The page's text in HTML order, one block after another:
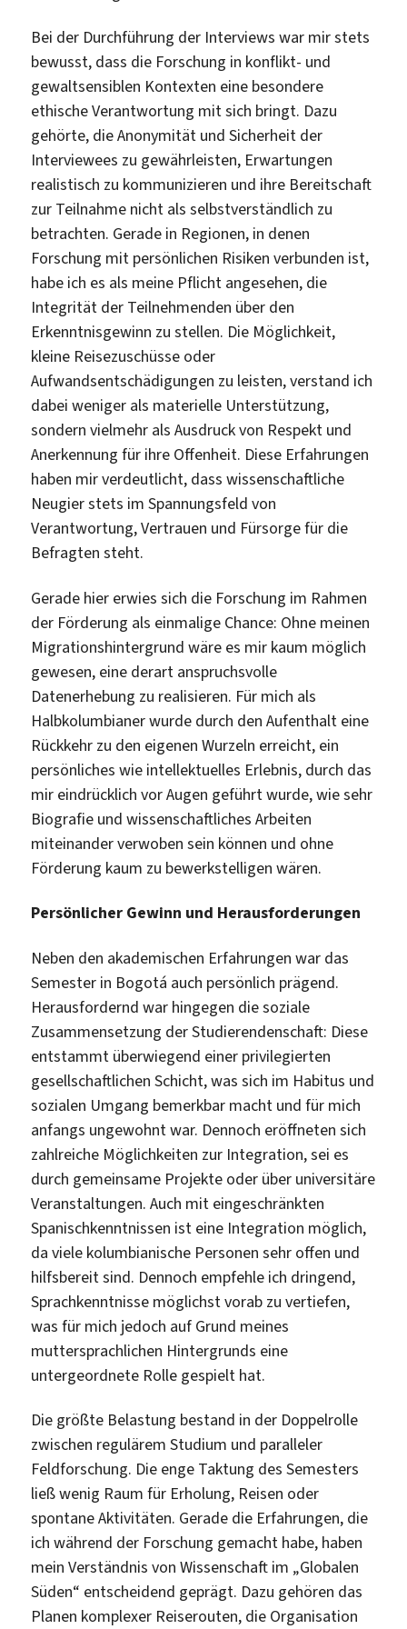
Bei der Durchführung der Interviews war mir stets
bewusst, dass die Forschung in konflikt- und
gewaltsensiblen Kontexten eine besondere
ethische Verantwortung mit sich bringt. Dazu
gehörte, die Anonymität und Sicherheit der
Interviewees zu gewährleisten, Erwartungen
realistisch zu kommunizieren und ihre Bereitschaft
zur Teilnahme nicht als selbstverständlich zu
betrachten. Gerade in Regionen, in denen
Forschung mit persönlichen Risiken verbunden ist,
habe ich es als meine Pflicht angesehen, die
Integrität der Teilnehmenden über den
Erkenntnisgewinn zu stellen. Die Möglichkeit,
kleine Reisezuschüsse oder
Aufwandsentschädigungen zu leisten, verstand ich
dabei weniger als materielle Unterstützung,
sondern vielmehr als Ausdruck von Respekt und
Anerkennung für ihre Offenheit. Diese Erfahrungen
haben mir verdeutlicht, dass wissenschaftliche
Neugier stets im Spannungsfeld von
Verantwortung, Vertrauen und Fürsorge für die
Befragten steht.
Gerade hier erwies sich die Forschung im Rahmen
der Förderung als einmalige Chance: Ohne meinen
Migrationshintergrund wäre es mir kaum möglich
gewesen, eine derart anspruchsvolle
Datenerhebung zu realisieren. Für mich als
Halbkolumbianer wurde durch den Aufenthalt eine
Rückkehr zu den eigenen Wurzeln erreicht, ein
persönliches wie intellektuelles Erlebnis, durch das
mir eindrücklich vor Augen geführt wurde, wie sehr
Biografie und wissenschaftliches Arbeiten
miteinander verwoben sein können und ohne
Förderung kaum zu bewerkstelligen wären.
Persönlicher Gewinn und Herausforderungen
Neben den akademischen Erfahrungen war das
Semester in Bogotá auch persönlich prägend.
Herausfordernd war hingegen die soziale
Zusammensetzung der Studierendenschaft: Diese
entstammt überwiegend einer privilegierten
gesellschaftlichen Schicht, was sich im Habitus und
sozialen Umgang bemerkbar macht und für mich
anfangs ungewohnt war. Dennoch eröffneten sich
zahlreiche Möglichkeiten zur Integration, sei es
durch gemeinsame Projekte oder über universitäre
Veranstaltungen. Auch mit eingeschränkten
Spanischkenntnissen ist eine Integration möglich,
da viele kolumbianische Personen sehr offen und
hilfsbereit sind. Dennoch empfehle ich dringend,
Sprachkenntnisse möglichst vorab zu vertiefen,
was für mich jedoch auf Grund meines
muttersprachlichen Hintergrunds eine
untergeordnete Rolle gespielt hat.
Die größte Belastung bestand in der Doppelrolle
zwischen regulärem Studium und paralleler
Feldforschung. Die enge Taktung des Semesters
ließ wenig Raum für Erholung, Reisen oder
spontane Aktivitäten. Gerade die Erfahrungen, die
ich während der Forschung gemacht habe, haben
mein Verständnis von Wissenschaft im „Globalen
Süden“ entscheidend geprägt. Dazu gehören das
Planen komplexer Reiserouten, die Organisation